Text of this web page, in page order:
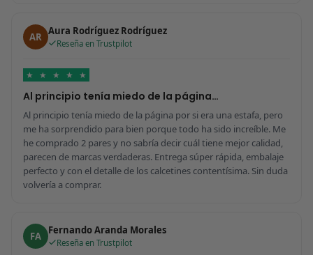
AR Aura Rodríguez Rodríguez
Reseña en Trustpilot
★ ★ ★ ★ ★
Al principio tenía miedo de la página…
Al principio tenía miedo de la página por si era una estafa, pero
me ha sorprendido para bien porque todo ha sido increíble. Me
he comprado 2 pares y no sabría decir cuál tiene mejor calidad,
parecen de marcas verdaderas. Entrega súper rápida, embalaje
perfecto y con el detalle de los calcetines contentísima. Sin duda
volvería a comprar.
FA Fernando Aranda Morales
Reseña en Trustpilot